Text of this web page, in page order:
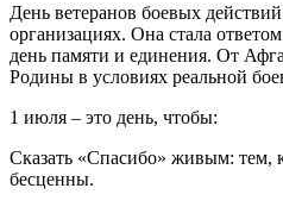
День ветеранов боевых
организациях. Она стала
день памяти и единения. От
Родины в условиях реальной
1 июля – это день, чтобы:
Сказать «Спасибо» живым: тем,
бесценны.